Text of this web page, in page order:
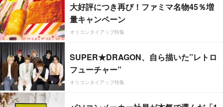
大好評につき再び！ファミマ名物45％増
量キャンペーン
オリコンタイアップ特集
SUPER★DRAGON、自ら描いた”レトロ
フューチャー”
オリコンタイアップ特集